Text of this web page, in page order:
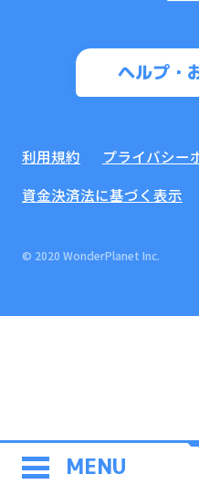
MENU
ヘルプ・
利用規約 プライバシー
資金決済法に基づく表示
© 2020 WonderPlanet Inc.